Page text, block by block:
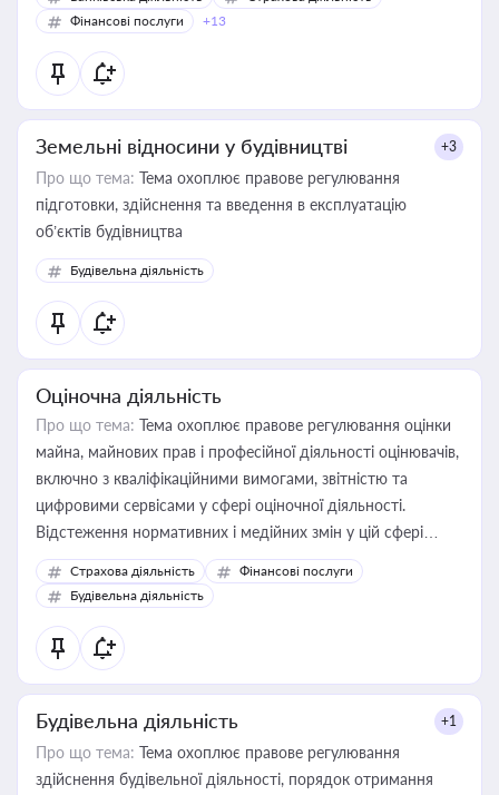
Фінансові послуги
+13
Земельні відносини у будівництві +3
Про що тема: Тема охоплює правове регулювання
підготовки, здійснення та введення в експлуатацію
об’єктів будівництва
Будівельна діяльність
Оціночна діяльність
Про що тема: Тема охоплює правове регулювання оцінки
майна, майнових прав і професійної діяльності оцінювачів,
включно з кваліфікаційними вимогами, звітністю та
цифровими сервісами у сфері оціночної діяльності.
Відстеження нормативних і медійних змін у цій сфері
корисне для власника бізнесу, керівника, юриста або
бухгалтера під час оподаткування, приватизації, оренди
державного майна, корпоративних угод і перевірки
статусу суб'єктів оціночної діяльності
Страхова діяльність
Фінансові послуги
Будівельна діяльність
Будівельна діяльність +1
Про що тема: Тема охоплює правове регулювання
здійснення будівельної діяльності, порядок отримання